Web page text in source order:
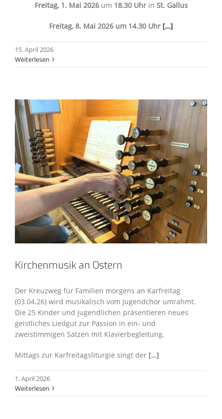
Freitag, 1. Mai 2026um 18.30 Uhrin St. Gallus
Freitag, 8. Mai 2026 um 14.30 Uhr […]
15. April 2026
Weiterlesen
Kirchenmusik an Ostern
Der Kreuzweg für Familien morgens an Karfreitag
(03.04.26) wird musikalisch vom Jugendchor umrahmt.
Die 25 Kinder und Jugendlichen präsentieren neues
geistliches Liedgut zur Passion in ein- und
zweistimmigen Sätzen mit Klavierbegleitung.
Mittags zur Karfreitagsliturgie singt der […]
1. April 2026
Weiterlesen